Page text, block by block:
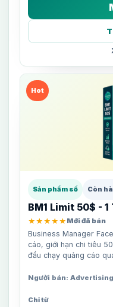
Hot
Sản phẩm số Còn
BM1 Limit 50$ - 1
★★★★★ Mới đã bán
Business Manager
cáo, giới hạn chi tiêu
đầu chạy quảng cáo
Người bán: